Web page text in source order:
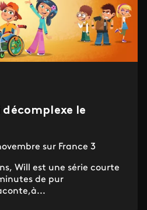
le
sur France 3
Will est une série courte
de pur